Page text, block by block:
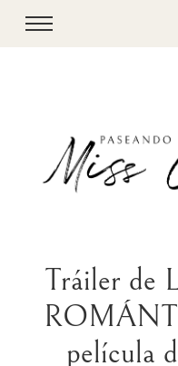
Tráiler de
película